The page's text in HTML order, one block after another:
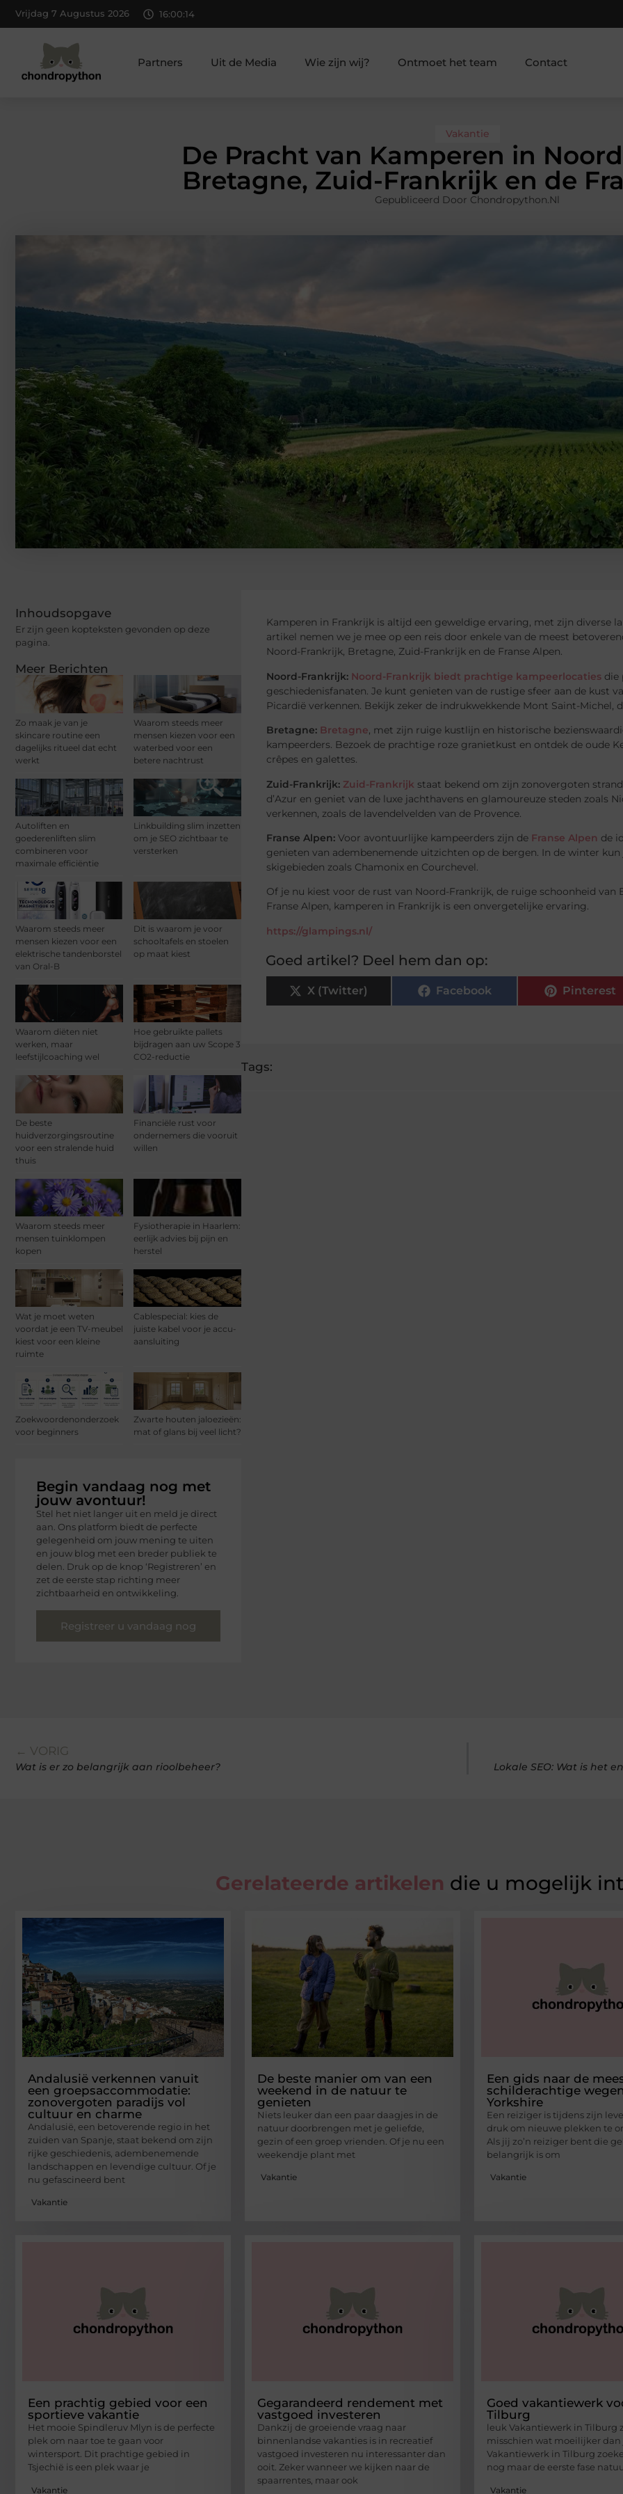
Vrijdag 7 Augustus 2026 16:00:15
Partners Uit de Media Wie zijn wij? Ontmoet het team Contact
Vakantie
De Pracht van Kamperen in
Bretagne, Zuid-Frankrijk en de
Gepubliceerd Door Chondropython.nl
Inhoudsopgave
Er zijn geen kopteksten gevonden op deze
pagina.
Meer Berichten
Zo maak je van je
skincare routine een
dagelijks ritueel dat echt
werkt
Waarom steeds meer
mensen kiezen voor een
waterbed voor een
betere nachtrust
Autoliften en
goederenliften slim
combineren voor
maximale efficiëntie
Linkbuilding slim inzetten
om je SEO zichtbaar te
versterken
Waarom steeds meer
mensen kiezen voor een
elektrische tandenborstel
van Oral-B
Dit is waarom je voor
schooltafels en stoelen
op maat kiest
Waarom diëten niet
werken, maar
leefstijlcoaching wel
Hoe gebruikte pallets
bijdragen aan uw Scope 3
CO2-reductie
De beste
huidverzorgingsroutine
voor een stralende huid
thuis
Financiële rust voor
ondernemers die vooruit
willen
Waarom steeds meer
mensen tuinklompen
kopen
Fysiotherapie in Haarlem:
eerlijk advies bij pijn en
herstel
Wat je moet weten
voordat je een TV-meubel
kiest voor een kleine
ruimte
Cablespecial: kies de
juiste kabel voor je accu-
aansluiting
Zoekwoordenonderzoek
voor beginners
Zwarte houten jaloezieën:
mat of glans bij veel licht?
Begin vandaag nog met
jouw avontuur!
Stel het niet langer uit en meld je direct
aan. Ons platform biedt de perfecte
gelegenheid om jouw mening te uiten
en jouw blog met een breder publiek te
delen. Druk op de knop ‘Registreren’ en
zet de eerste stap richting meer
zichtbaarheid en ontwikkeling.
Registreer u vandaag nog
Kamperen in Frankrijk is altijd een geweldige ervaring, met zijn diverse
artikel nemen we je mee op een reis door enkele van de meest
Noord-Frankrijk, Bretagne, Zuid-Frankrijk en de Franse Alpen.
Noord-Frankrijk: Noord-Frankrijk biedt prachtige kampeerlocaties die
geschiedenisfanaten. Je kunt genieten van de rustige sfeer aan de kust
Picardië verkennen. Bekijk zeker de indrukwekkende Mont Saint-Michel,
Bretagne: Bretagne, met zijn ruige kustlijn en historische
kampeerders. Bezoek de prachtige roze granietkust en ontdek de oude
crêpes en galettes.
Zuid-Frankrijk: Zuid-Frankrijk staat bekend om zijn zonovergoten
d’Azur en geniet van de luxe jachthavens en glamoureuze steden zoals
verkennen, zoals de lavendelvelden van de Provence.
Franse Alpen: Voor avontuurlijke kampeerders zijn de Franse Alpen de
genieten van adembenemende uitzichten op de bergen. In de winter
skigebieden zoals Chamonix en Courchevel.
Of je nu kiest voor de rust van Noord-Frankrijk, de ruige schoonheid
Franse Alpen, kamperen in Frankrijk is een onvergetelijke ervaring.
https://glampings.nl/
Goed artikel? Deel hem dan op:
X (Twitter) Facebook Pinterest
Tags:
← VORIG
Wat is er zo belangrijk aan rioolbeheer? Lokale SEO: Wat is het
Gerelateerde artikelen die u mogelijk
Andalusië verkennen vanuit
een groepsaccommodatie:
zonovergoten paradijs vol
cultuur en charme
Andalusië, een betoverende regio in het
zuiden van Spanje, staat bekend om zijn
rijke geschiedenis, adembenemende
landschappen en levendige cultuur. Of je
nu gefascineerd bent
Vakantie
De beste manier om van een
weekend in de natuur te
genieten
Niets leuker dan een paar daagjes in de
natuur doorbrengen met je geliefde,
gezin of een groep vrienden. Of je nu een
weekendje plant met
Vakantie
Een gids naar de
schilderachtige
Yorkshire
Een reiziger is tijdens zijn
druk om nieuwe plekken te
Als jij zo’n reiziger bent die
belangrijk is om
Vakantie
Een prachtig gebied voor een
sportieve vakantie
Het mooie Spindleruv Mlyn is de perfecte
plek om naar toe te gaan voor
wintersport. Dit prachtige gebied in
Tsjechië is een plek waar je
Vakantie
Gegarandeerd rendement met
vastgoed investeren
Dankzij de groeiende vraag naar
binnenlandse vakanties is in recreatief
vastgoed investeren nu interessanter dan
ooit. Zeker wanneer we kijken naar de
spaarrentes, maar ook
Goed vakantiewerk
Tilburg
leuk Vakantiewerk in Tilburg
misschien wat moeilijker dan
Vakantiewerk in Tilburg
nog maar de eerste fase
Vakantie